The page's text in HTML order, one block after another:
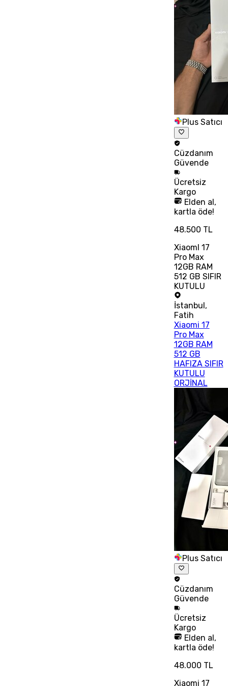
Plus Satıcı
Cüzdanım
Güvende
Ücretsiz
Kargo
Elden al,
kartla öde!
48.500 TL
XiaomI 17
Pro Max
12GB RAM
512 GB SIFIR
KUTULU
İstanbul,
Fatih
Xiaomi 17
Pro Max
12GB RAM
512 GB
HAFIZA SIFIR
KUTULU
ORJİNAL
Plus Satıcı
Cüzdanım
Güvende
Ücretsiz
Kargo
Elden al,
kartla öde!
48.000 TL
Xiaomi 17